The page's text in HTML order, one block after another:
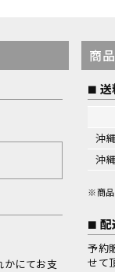
かにてお支
商
送
沖
沖
※商品
配
予約
せて